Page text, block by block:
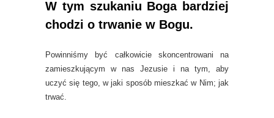
W tym szukaniu Boga bardziej
chodzi o trwanie w Bogu.
Powinniśmy być całkowicie skoncentrowani na
zamieszkującym w nas Jezusie i na tym, aby
uczyć się tego, w jaki sposób mieszkać w Nim; jak
trwać.